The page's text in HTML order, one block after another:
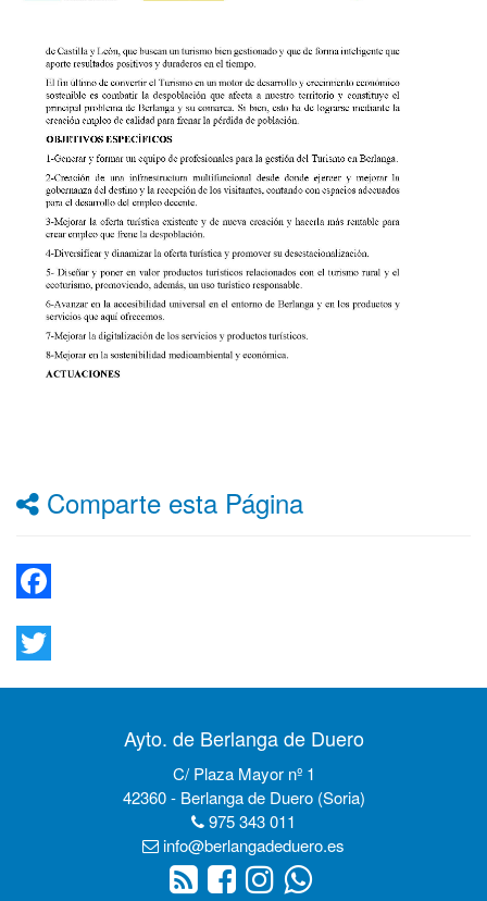
Comparte esta Página
Ayto. de Berlanga de Duero
C/ Plaza Mayor nº 1
42360 - Berlanga de Duero (Soria)
975 343 011
info@berlangadeduero.es